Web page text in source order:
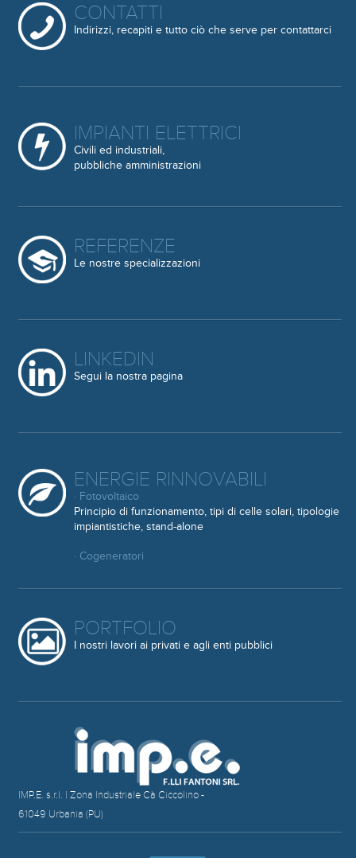
CONTATTI
Indirizzi, recapiti e tutto ciò che serve per contattarci
IMPIANTI ELETTRICI
Civili ed industriali,
pubbliche amministrazioni
REFERENZE
Le nostre specializzazioni
LINKEDIN
Segui la nostra pagina
ENERGIE RINNOVABILI
· Fotovoltaico
Principio di funzionamento, tipi di celle solari, tipologie
impiantistiche, stand-alone
· Cogeneratori
PORTFOLIO
I nostri lavori ai privati e agli enti pubblici
IMP.E. s.r.l. | Zona Industriale Cà Ciccolino -
61049 Urbania (PU)